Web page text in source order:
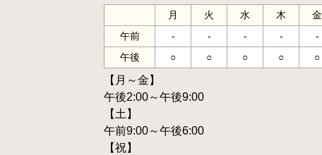
月 火 水 木 金
午前
- - - - -
午後
○ ○ ○ ○ ○
【月～金】
午後2:00～午後9:00
【土】
午前9:00～午後6:00
【祝】